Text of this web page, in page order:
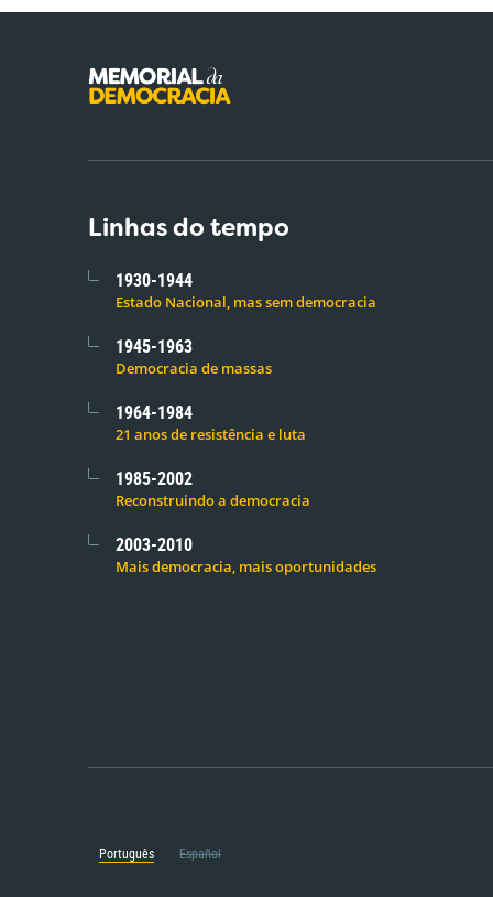
Linhas do tempo
1930-1944
Estado Nacional, mas sem democracia
1945-1963
Democracia de massas
1964-1984
21 anos de resistência e luta
1985-2002
Reconstruindo a democracia
2003-2010
Mais democracia, mais oportunidades
Português Español